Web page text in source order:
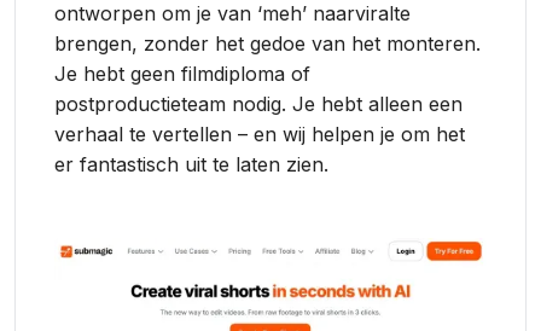
ontworpen om je van ‘meh’ naarviralte
brengen, zonder het gedoe van het monteren.
Je hebt geen filmdiploma of
postproductieteam nodig. Je hebt alleen een
verhaal te vertellen – en wij helpen je om het
er fantastisch uit te laten zien.